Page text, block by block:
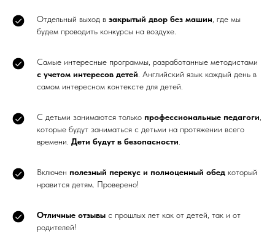
Отдельный выход в закрытый двор без машин , где мы
будем проводить конкурсы на воздухе.
Самые интересные программы, разработанные методистами
с учетом интересов детей . Английский язык каждый день в
самом интересном контексте для детей.
С детьми занимаются только профессиональные педагоги
которые будут заниматься с детьми на протяжении всего
времени. Дети будут в безопасности
Включен полезный перекус и полноценный обед который
нравится детям. Проверено!
Отличные отзывы с прошлых лет как от детей, так и от
родителей!